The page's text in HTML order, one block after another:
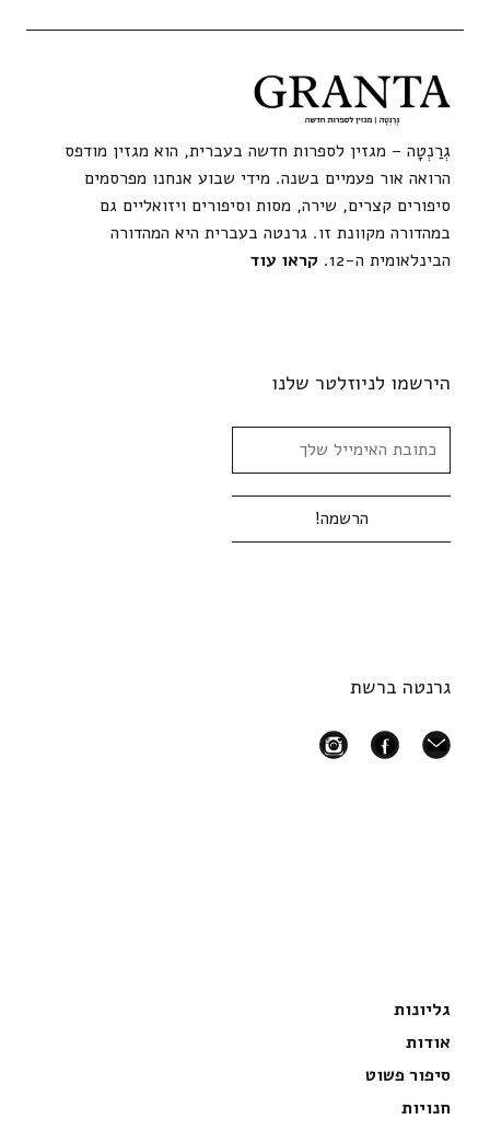
גְרַנְטָה – מגזין לספרות חדשה בעברית, הוא מגזין מודפס
הרואה אור פעמיים בשנה. מידי שבוע אנחנו מפרסמים
סיפורים קצרים, שירה, מסות וסיפורים ויזואליים גם
במהדורה מקוונת זו. גרנטה בעברית היא המהדורה
הבינלאומית ה-12.
קראו עוד
הירשמו לניוזלטר שלנו
גרנטה ברשת
mail
facebook
instagram
גליונות
אודות
סיפור פשוט
חנויות